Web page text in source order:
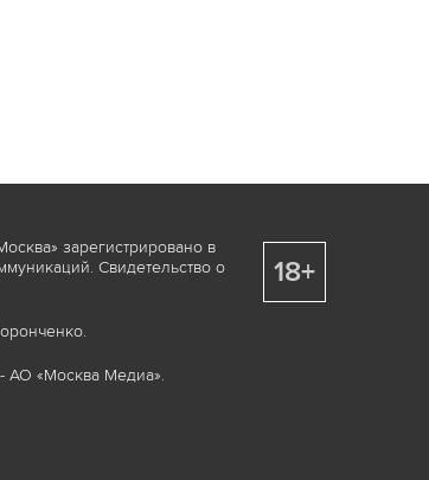
зарегистрировано в
Свидетельство о
АО «Москва Медиа».
18+